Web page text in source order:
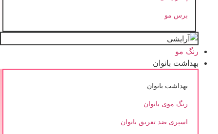
برس مو
رنگ مو
بهداشت بانوان
بهداشت بانوان
رنگ موی بانوان
اسپری ضد تعریق بانوان